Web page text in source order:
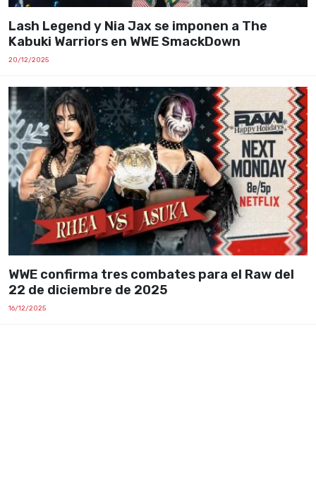
Lash Legend y Nia Jax se imponen a The
Kabuki Warriors en WWE SmackDown
20/12/2025
WWE confirma tres combates para el Raw del
22 de diciembre de 2025
16/12/2025